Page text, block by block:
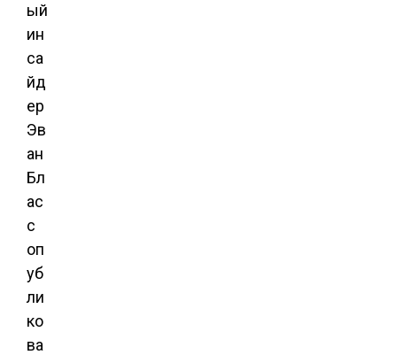
ый
ин
са
йд
ер
Эв
ан
Бл
ас
с
оп
уб
ли
ко
ва